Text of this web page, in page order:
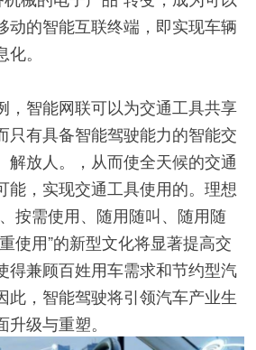
动的智能互联终端，即实现车辆
。
，智能网联可以为交通工具共享
只有具备智能驾驶能力的智能交
解放人。，从而使全天候的交通
能，实现交通工具使用的。理想
按需使用、随用随叫、随用随
使用”的新型文化将显著提高交
得兼顾百姓用车需求和节约型汽
此，智能驾驶将引领汽车产业生
级与重塑。